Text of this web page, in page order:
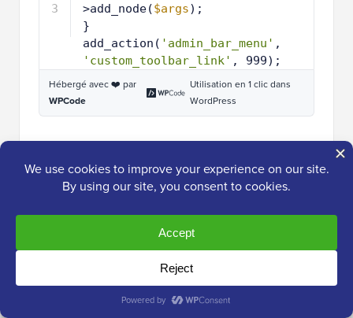
1
>add_node($args);
}
add_action( 'admin_bar_menu'
'custom_toolbar_link' , 999);
Hébergé avec ❤️ par
WPCode
Utilisation en 1 clic dans
WordPress
Cliquez simplement sur ‘Enregistrer’ et activez l'extrait.
apparaîtra dans votre barre d'outils WordPress, vous